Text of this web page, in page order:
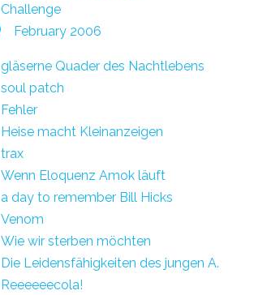
Challenge
February 2006
gläserne Quader des Nachtlebens
soul patch
Fehler
Heise macht Kleinanzeigen
trax
Wenn Eloquenz Amok läuft
a day to remember Bill Hicks
Venom
Wie wir sterben möchten
Die Leidensfähigkeiten des jungen A.
Reeeeeecola!